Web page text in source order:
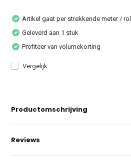
Artikel gaat per strekkende meter / rol
Geleverd aan 1 stuk
Profiteer van volumekorting
Vergelijk
Productomschrijving
Reviews